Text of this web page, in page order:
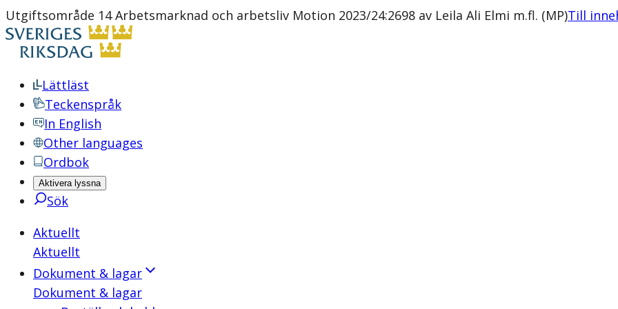
Utgiftsområde 14 Arbetsmarknad och arbetsliv Motion 2023/24:2698 av Leila Ali Elmi m.fl. (MP)Till
Lättläst
Teckenspråk
In English
Other languages
Ordbok
Aktivera lyssna
Sök
Aktuellt
Aktuellt
Dokument & lagar
Dokument & lagar